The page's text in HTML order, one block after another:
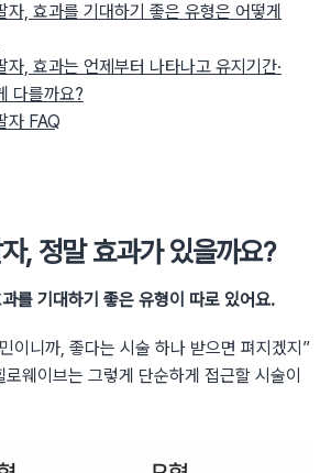
자, 효과를 기대하기 좋은 유형은 어떻게
자, 효과는 언제부터 나타나고 유지기간·
다를까요?
자 FAQ
, 정말 효과가 있을까요?
를 기대하기 좋은 유형이 따로 있어요.
이니까, 좋다는 시술 하나 받으면 펴지겠지”
웨이브는 그렇게 단순하게 접근할 시술이